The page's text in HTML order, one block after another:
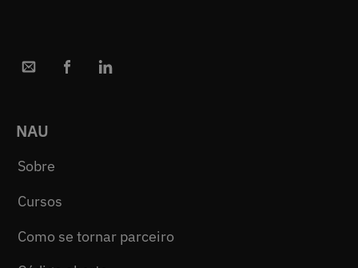
NAU
Sobre
Cursos
Como se tornar parceiro